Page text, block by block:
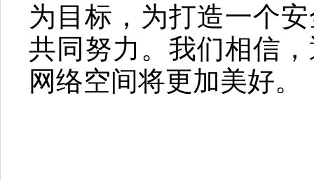
为目标，为打造一个
共同努力。我们相信
网络空间将更加美好。